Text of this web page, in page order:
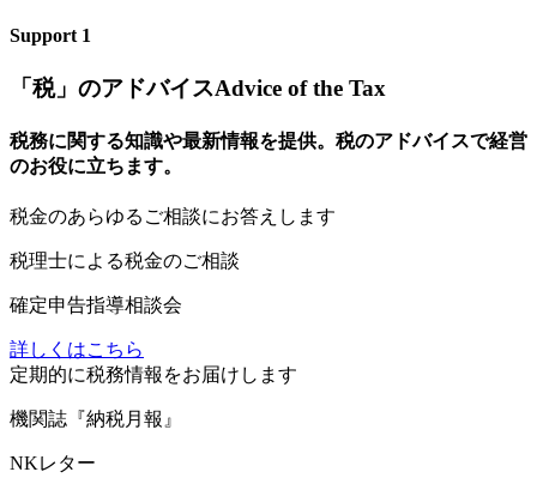
Support 1
「税」のアドバイスAdvice of the Tax
税務に関する知識や最新情報を提供。税のアドバイスで経営
のお役に立ちます。
税金のあらゆるご相談にお答えします
税理士による税金のご相談
確定申告指導相談会
詳しくはこちら
定期的に税務情報をお届けします
機関誌『納税月報』
NKレター